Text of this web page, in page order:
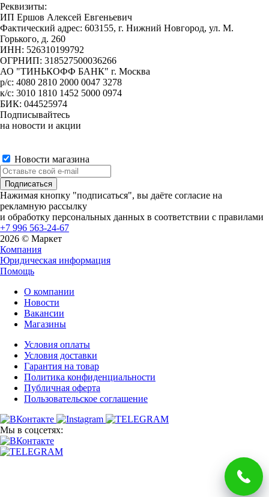
Реквизиты:
ИП Ершов Алексей Евгеньевич
Фактический адрес: 603155, г. Нижний Новгород, ул. М.
Горького, д. 260
ИНН: 526310199792
ОГРНИП: 318527500036266
АО "ТИНЬКОФФ БАНК" г. Москва
р/с: 4080 2810 2000 0047 3278
к/с: 3010 1810 1452 5000 0974
БИК: 044525974
Подписывайтесь
на новости и акции
Новости магазина
Нажимая кнопку "подписаться", вы даёте согласие на
рекламную рассылку
и обработку персональных данных в соответствии с правилами
+7 996 563-24-67
2026 © Маркет
Компания
Юридическая информация
Помощь
О компании
Новости
Вакансии
Магазины
Условия оплаты
Условия доставки
Гарантия на товар
Политика конфиденциальности
Публичная оферта
Пользовательское соглашение
Мы в соцсетях: